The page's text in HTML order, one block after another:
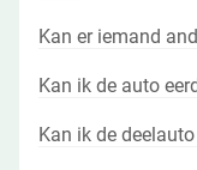
Kan er iemand
Kan ik de auto
Kan ik de